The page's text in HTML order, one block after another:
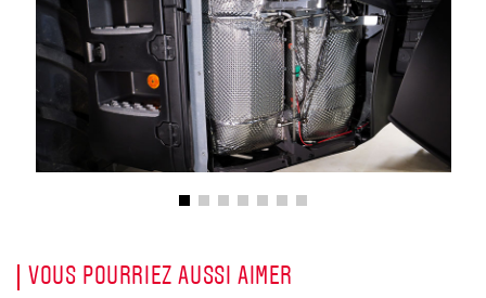
VOUS POURRIEZ AUSSI AIMER